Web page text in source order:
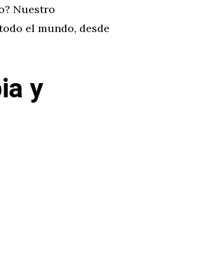
Nuestro
el mundo, desde
y